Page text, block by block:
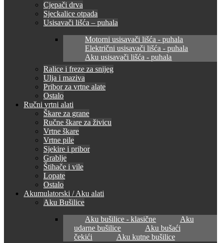
Cjepači drva
Sjeckalice otpada
Usisavači lišća – puhala
Motorni usisavači lišća - puhala
Električni usisavači lišća - puhala
Aku usisavači lišća - puhala
Ralice i freze za snijeg
Ulja i maziva
Pribor za vrtne alate
Ostalo
Ručni vrtni alati
Škare za grane
Ručne škare za živicu
Vrtne škare
Vrtne pile
Sjekire i pribor
Grablje
Štihače i vile
Lopate
Ostalo
Akumulatorski / Aku alati
Aku Bušilice
Aku bušilice - klasične
Aku
udarne bušilice
Aku bušaći
čekići
Aku kutne bušilice